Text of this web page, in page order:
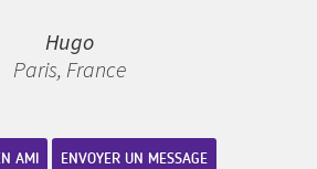
Hugo
Paris, France
AMI ENVOYER UN MESSAGE